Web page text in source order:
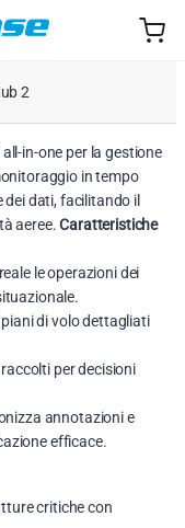
2
in-one per la gestione
in tempo
dei dati, facilitando il
aeree.Caratteristiche
le operazioni dei
di volo dettagliati
per decisioni
annotazioni e
efficace.
critiche con